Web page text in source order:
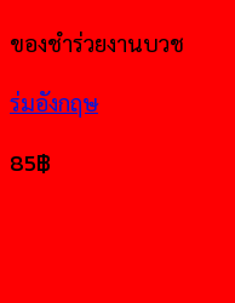
ของชำร่วยงานบวช
ร่มอังกฤษ
85฿